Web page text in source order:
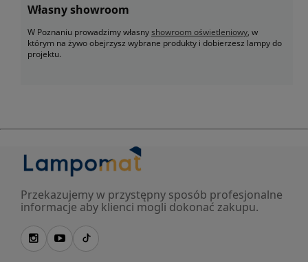
Własny showroom
W Poznaniu prowadzimy własnyshowroom oświetleniowy, w
którym na żywo obejrzysz wybrane produkty i dobierzesz lampy do
projektu.
Przekazujemy w przystępny sposób profesjonalne
informacje aby klienci mogli dokonać zakupu.